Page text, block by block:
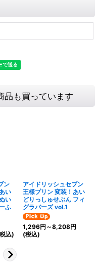
品も買っています
ン
い
い
ふ
込)
アイドリッシュセブン
王様プリン 変装！あい
どりっしゅせぶん フィ
グラバーズ vol.1
1,296円 ～8,208円
(税込)